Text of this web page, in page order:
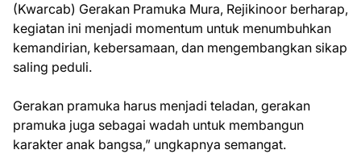
(Kwarcab) Gerakan Pramuka Mura, Rejikinoor berharap,
kegiatan ini menjadi momentum untuk menumbuhkan
kemandirian, kebersamaan, dan mengembangkan sikap
saling peduli.
Gerakan pramuka harus menjadi teladan, gerakan
pramuka juga sebagai wadah untuk membangun
karakter anak bangsa,” ungkapnya semangat.